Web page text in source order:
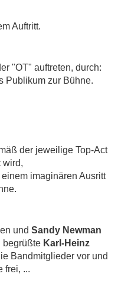
Auftritt.
"OT" auftreten, durch:
Publikum zur Bühne.
der jeweilige Top-Act
wird,
einem imaginären Ausritt
und Sandy Newman
begrüßte Karl-Heinz
Bandmitglieder vor und
frei, ...